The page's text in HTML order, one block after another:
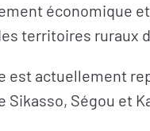
économique
territoires ruraux
est actuellement
Sikasso, Ségou et